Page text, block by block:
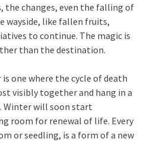
changes, even the falling of
wayside, like fallen fruits,
to continue. The magic is
than the destination.
one where the cycle of death
visibly together and hang in a
Winter will soon start
room for renewal of life. Every
or seedling, is a form of a new